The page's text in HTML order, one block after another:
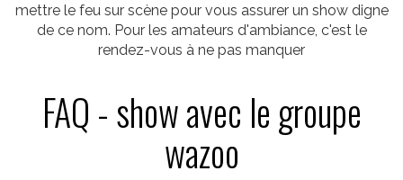
mettre le feu sur scène pour vous assurer un show digne
de ce nom. Pour les amateurs d'ambiance, c'est le
rendez-vous à ne pas manquer
FAQ - show avec le groupe
wazoo